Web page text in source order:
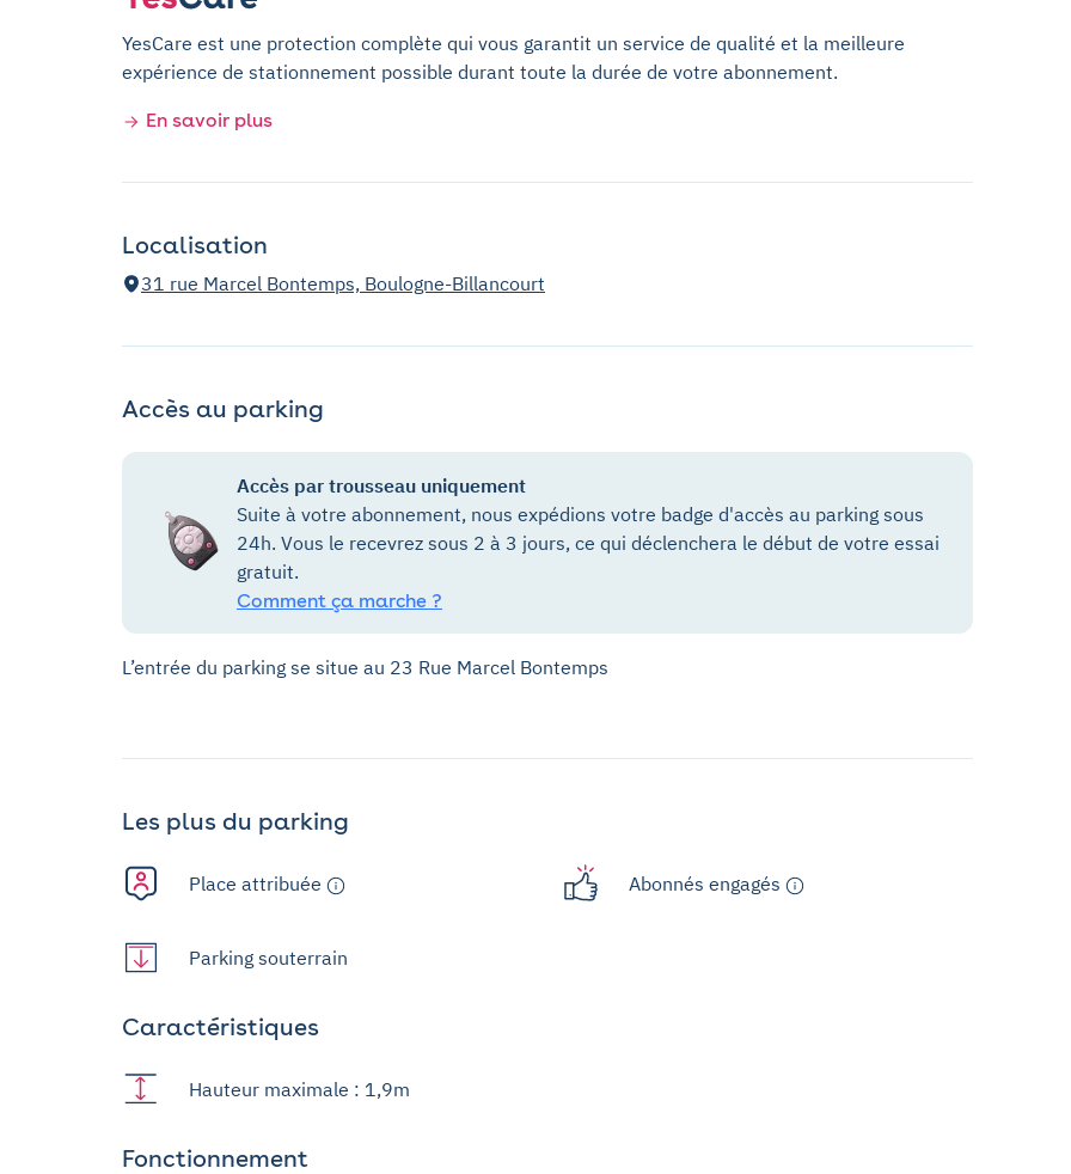
YesCare est une protection complète qui vous garantit un service de qualité et la meilleure
expérience de stationnement possible durant toute la durée de votre abonnement.
En savoir plus
Localisation
31 rue Marcel Bontemps, Boulogne-Billancourt
Accès au parking
Accès par trousseau uniquement
Suite à votre abonnement, nous expédions votre badge d'accès au parking sous
24h. Vous le recevrez sous 2 à 3 jours, ce qui déclenchera le début de votre essai
gratuit.
Comment ça marche ?
L’entrée du parking se situe au 23 Rue Marcel Bontemps
Les plus du parking
Place attribuée Abonnés engagés
Parking souterrain
Caractéristiques
Hauteur maximale : 1,9m
Fonctionnement